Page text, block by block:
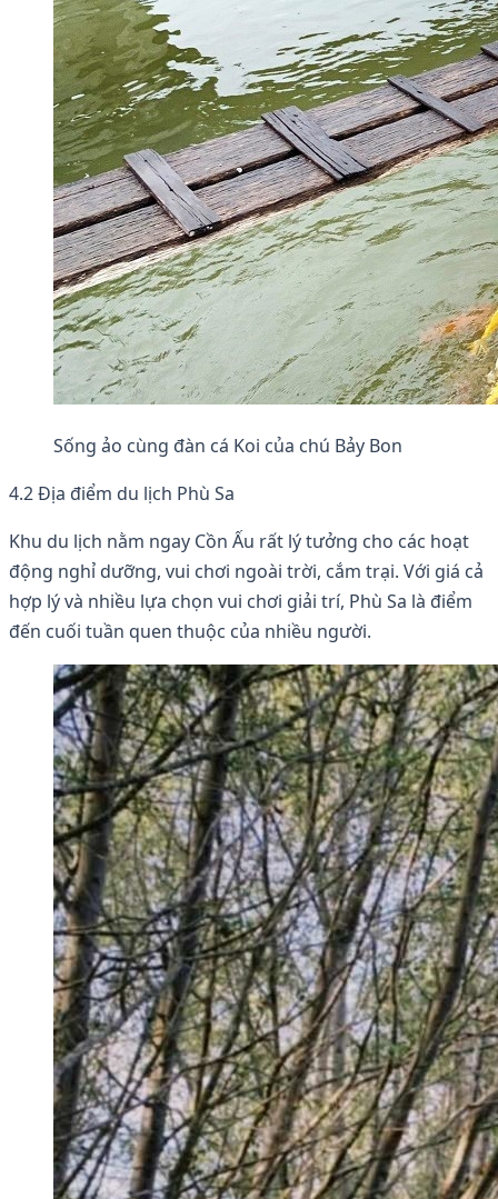
Sống ảo cùng đàn cá Koi của chú Bảy Bon
4.2 Địa điểm du lịch Phù Sa
Khu du lịch nằm ngay Cồn Ấu rất lý tưởng cho các hoạt
động nghỉ dưỡng, vui chơi ngoài trời, cắm trại. Với giá cả
hợp lý và nhiều lựa chọn vui chơi giải trí, Phù Sa là điểm
đến cuối tuần quen thuộc của nhiều người.